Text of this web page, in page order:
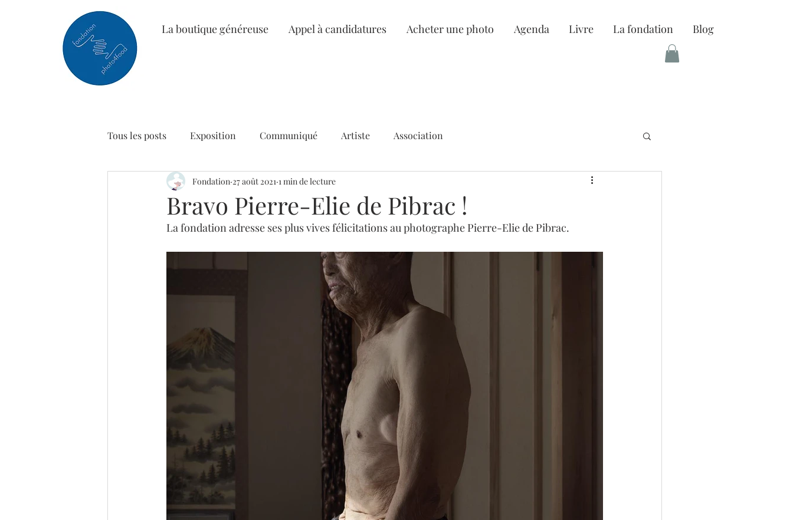
La boutique généreuse Appel à candidatures Acheter une photo Agenda Livre La fondation Blog
Tous les posts Exposition Communiqué Artiste Association
Bravo Pierre-Elie de Pibrac !
Fondation 27 août 2021 1 min de lecture
La fondation adresse ses plus vives félicitations au photographe Pierre-Elie de Pibrac.